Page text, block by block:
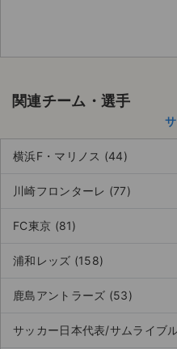
関連チーム・選手
横浜F・マリノス (44)
川崎フロンターレ (77)
FC東京 (81)
浦和レッズ (158)
鹿島アントラーズ (53)
サッカー日本代表/サムライブ